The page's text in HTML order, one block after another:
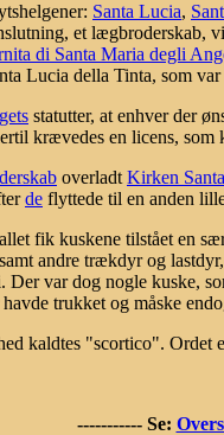
Santa Lucia,
et lægbroderskab,
di Santa Maria degli
Lucia della Tinta, som
statutter, at enhver der
krævedes en licens, som
overladt Kirken
de flyttede til en anden
fik kuskene tilstået en
andre trækdyr og
Der var dog nogle kuske,
trukket og måske
kaldtes "scortico". Ordet
----------- Se: